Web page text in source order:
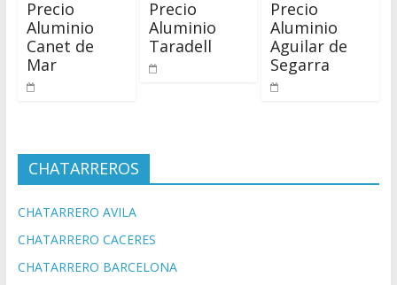
Precio
Aluminio
Canet de
Mar
Precio
Aluminio
Taradell
Precio
Aluminio
Aguilar de
Segarra
CHATARREROS
CHATARRERO AVILA
CHATARRERO CACERES
CHATARRERO BARCELONA